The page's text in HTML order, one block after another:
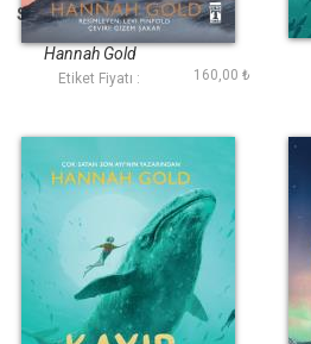
Son Ayı (Fleksi Cilt)
Hannah Gold
Etiket Fiyatı : 160,00 ₺